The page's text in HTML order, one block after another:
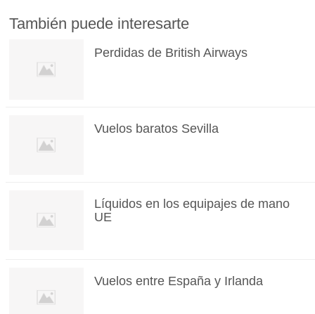
También puede interesarte
Perdidas de British Airways
Vuelos baratos Sevilla
Líquidos en los equipajes de mano
UE
Vuelos entre España y Irlanda